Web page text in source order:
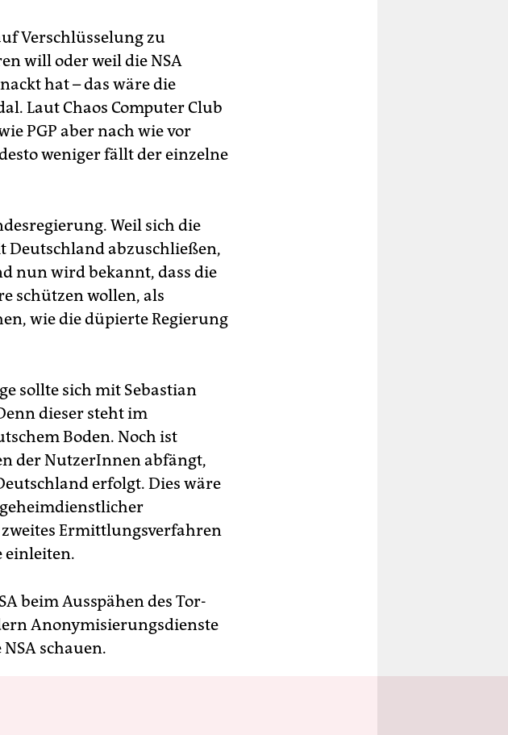
Verschlüsselung zu
will oder weil die NSA
hat – das wäre die
Laut Chaos Computer Club
PGP aber nach wie vor
weniger fällt der einzelne
Weil sich die
Deutschland abzuschließen,
nun wird bekannt, dass die
schützen wollen, als
wie die düpierte Regierung
sollte sich mit Sebastian
dieser steht im
Boden. Noch ist
der NutzerInnen abfängt,
erfolgt. Dies wäre
Ermittlungsverfahren
einleiten.
beim Ausspähen des Tor-
Anonymisierungsdienste
schauen.